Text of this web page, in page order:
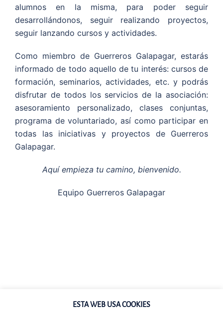
alumnos en la misma, para poder seguir
desarrollándonos, seguir realizando proyectos,
seguir lanzando cursos y actividades.
Como miembro de Guerreros Galapagar, estarás
informado de todo aquello de tu interés: cursos de
formación, seminarios, actividades, etc. y podrás
disfrutar de todos los servicios de la asociación:
asesoramiento personalizado, clases conjuntas,
programa de voluntariado, así como participar en
todas las iniciativas y proyectos de Guerreros
Galapagar.
Aquí empieza tu camino, bienvenido.
Equipo Guerreros Galapagar
ESTA WEB USA COOKIES